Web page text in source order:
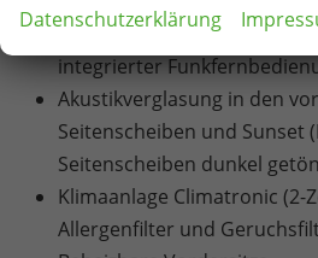
Zentralverriegelung inklusive
integrierter
Akustikverglasung in den
Seitenscheiben und Sunset
Seitenscheiben dunkel
Klimaanlage Climatronic (2-
Allergenfilter und
Datenschutzerklärung